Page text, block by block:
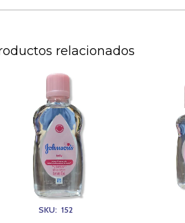
relacionados
SKU: 152
ACEITE
JOHNSONS
100
ML
ROSADO
cantidad